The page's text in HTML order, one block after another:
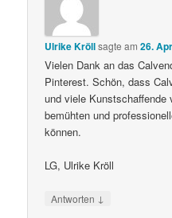
Ulrike Kröllsagte am26.
Vielen Dank an das
Pinterest. Schön, dass
und viele
bemühten und
können.
LG, Ulrike Kröll
Antworten ↓